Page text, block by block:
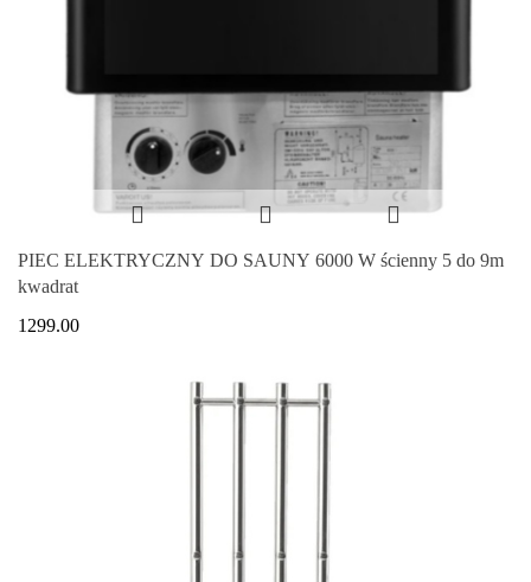
PIEC ELEKTRYCZNY DO SAUNY 6000 W ścienny 5 do 9m
kwadrat
1299.00